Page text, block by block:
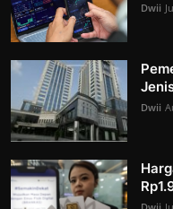
Dwii
Dwii